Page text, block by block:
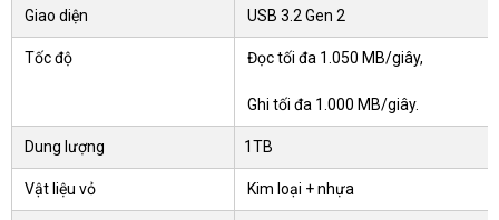
Giao diện USB 3.2 Gen 2
Tốc độ Đọc tối đa 1.050 MB/giây,
Ghi tối đa 1.000 MB/giây.
Dung lượng 1TB
Vật liệu vỏ Kim loại + nhựa